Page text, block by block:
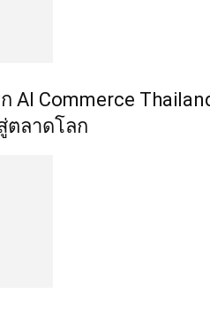
AI Commerce
ตลาดโลก